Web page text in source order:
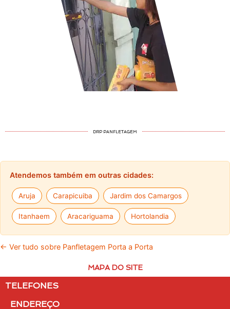
DRP PANFLETAGEM
Atendemos também em outras cidades:
Aruja Carapicuiba Jardim dos Camargos
Itanhaem Aracariguama Hortolandia
← Ver tudo sobre Panfletagem Porta a Porta
MAPA DO SITE
TELEFONES
ENDEREÇO